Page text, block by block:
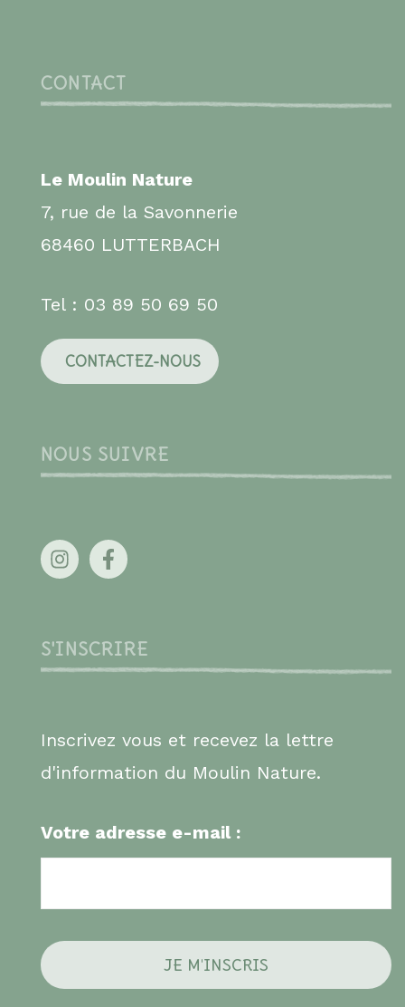
CONTACT
Le Moulin Nature
7, rue de la Savonnerie
68460 LUTTERBACH
Tel : 03 89 50 69 50
CONTACTEZ-NOUS
NOUS SUIVRE
S'INSCRIRE
Inscrivez vous et recevez la lettre
d'information du Moulin Nature.
Votre adresse e-mail :